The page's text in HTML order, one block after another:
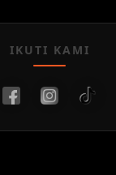
IKUTI KAMI